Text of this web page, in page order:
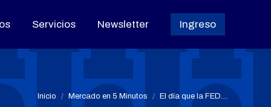
Servicios Newsletter Ingreso
Estás aquí:
Inicio Mercado en 5 Minutos El día que la FED…
Servicios Newsletter Ingreso